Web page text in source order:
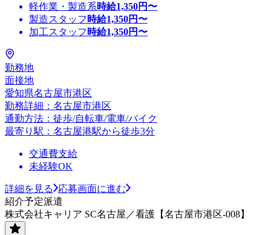
軽作業・製造系時給1,350円〜
製造スタッフ 時給1,350円〜
加工スタッフ 時給1,350円〜
勤務地
面接地
愛知県名古屋市港区
勤務詳細：名古屋市港区
通勤方法：徒歩/自転車/電車/バイク
最寄り駅：名古屋港駅から徒歩3分
交通費支給
未経験OK
詳細を見る
応募画面に進む
紹介予定派遣
株式会社キャリア SC名古屋／看護【名古屋市港区-008】